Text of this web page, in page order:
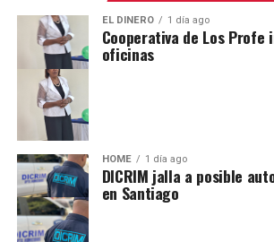
EL DINERO 1 día ago
Cooperativa de Los Profe
oficinas
HOME 1 día ago
DICRIM jalla a posible
en Santiago